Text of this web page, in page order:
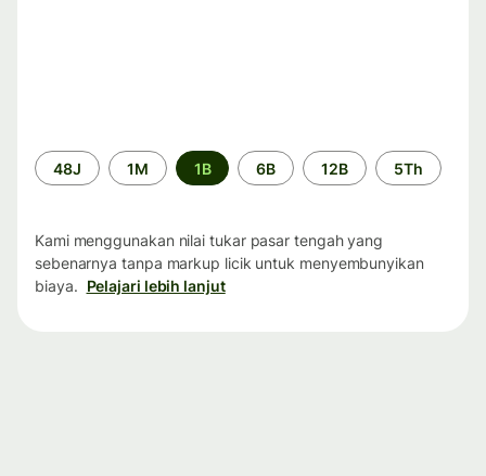
Periode
waktu
48J 1M 1B 6B 12B 5Th
Kami menggunakan nilai tukar pasar tengah yang
sebenarnya tanpa markup licik untuk menyembunyikan
biaya. Pelajari lebih lanjut